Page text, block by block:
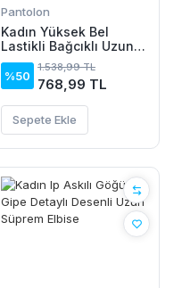
Pantolon
Kadın Yüksek Bel
Lastikli Bağcıklı Uzun
Geniş Kesim Detaylı
Krinkıl Pantolon
%50
1.538,99 TL
768,99 TL
Sepete Ekle